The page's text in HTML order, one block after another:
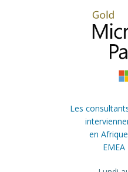
Les
en